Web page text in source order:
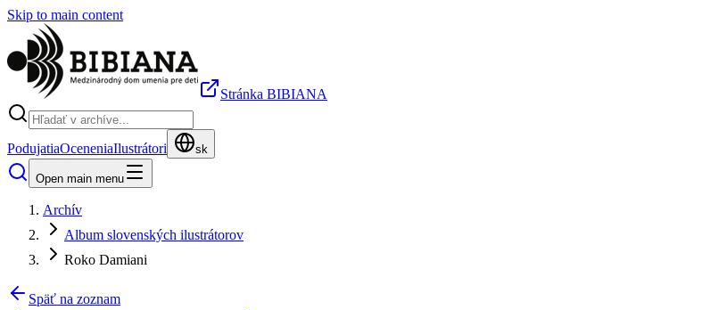
Skip to main content
Stránka BIBIANA
PodujatiaOceneniaIlustrátori sk
Open main menu
Archív
Album slovenských ilustrátorov
Roko Damiani
Späť na zoznam